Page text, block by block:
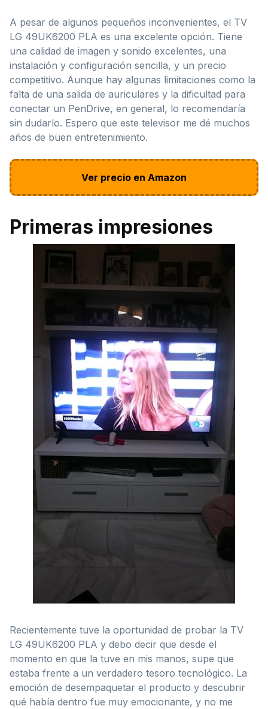
A pesar de algunos pequeños inconvenientes, el TV
LG 49UK6200 PLA es una excelente opción. Tiene
una calidad de imagen y sonido excelentes, una
instalación y configuración sencilla, y un precio
competitivo. Aunque hay algunas limitaciones como la
falta de una salida de auriculares y la dificultad para
conectar un PenDrive, en general, lo recomendaría
sin dudarlo. Espero que este televisor me dé muchos
años de buen entretenimiento.
Ver precio en Amazon
Primeras impresiones
Recientemente tuve la oportunidad de probar la TV
LG 49UK6200 PLA y debo decir que desde el
momento en que la tuve en mis manos, supe que
estaba frente a un verdadero tesoro tecnológico. La
emoción de desempaquetar el producto y descubrir
qué había dentro fue muy emocionante, y no me